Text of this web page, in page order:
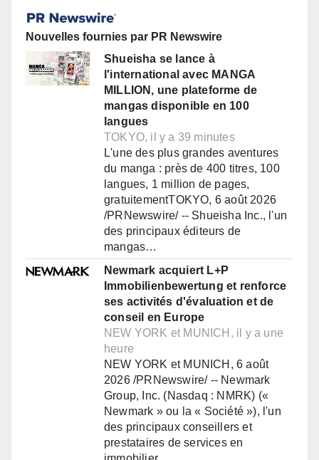
Nouvelles fournies par PR Newswire
Shueisha se lance à
l'international avec MANGA
MILLION, une plateforme de
mangas disponible en 100
langues
TOKYO, il y a 39 minutes
L'une des plus grandes aventures
du manga : près de 400 titres, 100
langues, 1 million de pages,
gratuitementTOKYO, 6 août 2026
/PRNewswire/ -- Shueisha Inc., l'un
des principaux éditeurs de
mangas…
Newmark acquiert L+P
Immobilienbewertung et renforce
ses activités d'évaluation et de
conseil en Europe
NEW YORK et MUNICH, il y a une
heure
NEW YORK et MUNICH, 6 août
2026 /PRNewswire/ -- Newmark
Group, Inc. (Nasdaq : NMRK) («
Newmark » ou la « Société »), l'un
des principaux conseillers et
prestataires de services en